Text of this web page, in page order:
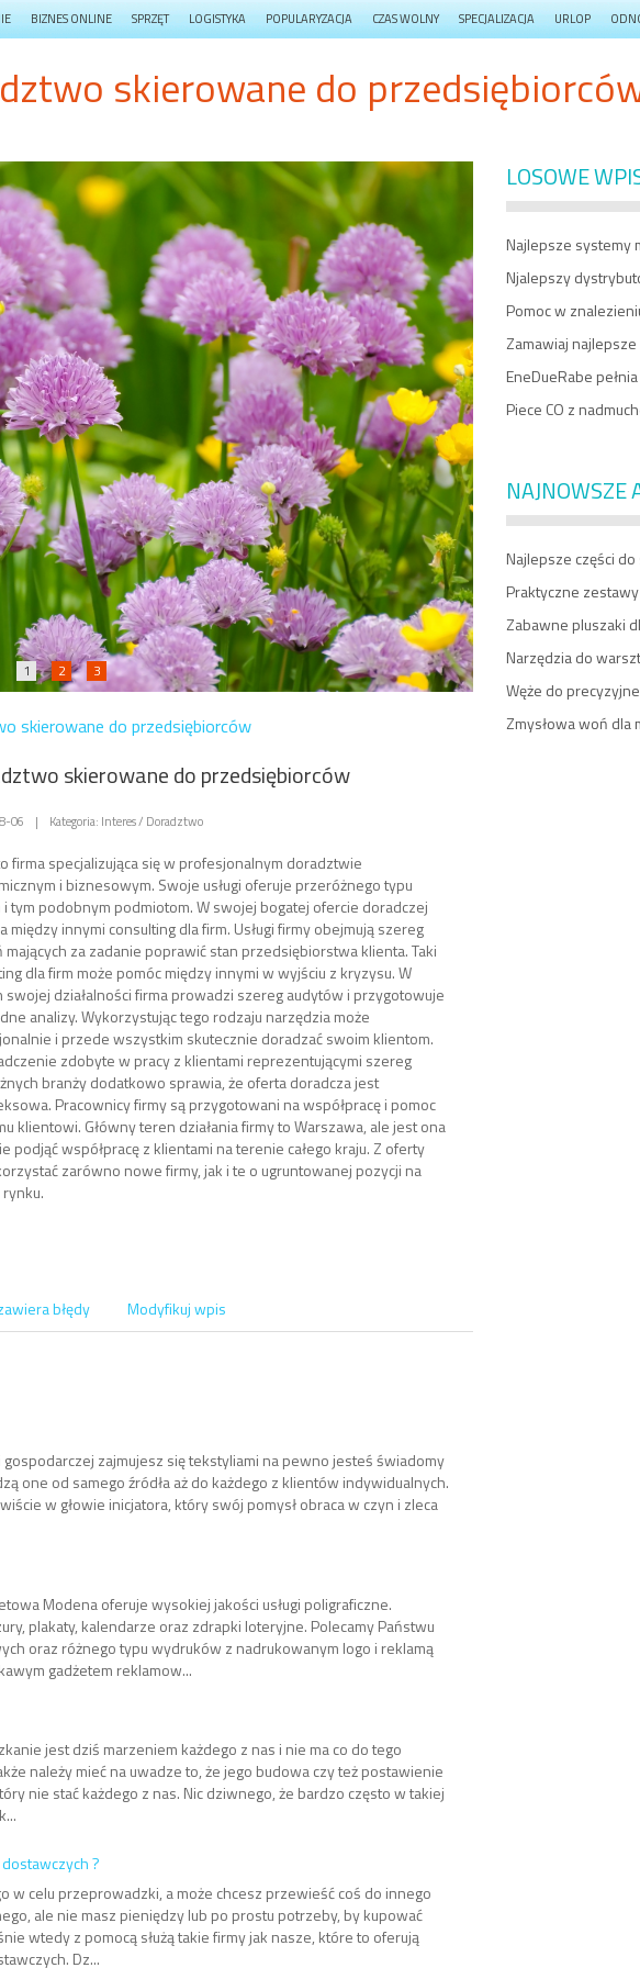
BIZNES ONLINE SPRZĘT LOGISTYKA POPULARYZACJA CZAS WOLNY SPECJALIZACJA URLOP
skierowane do
1 2 3
skierowane do przedsiębiorców
skierowane do przedsiębiorców
06 | Kategoria: Interes / Doradztwo
firma specjalizująca się w profesjonalnym doradztwie
i biznesowym. Swoje usługi oferuje przeróżnego typu
i tym podobnym podmiotom. W swojej bogatej ofercie doradczej
między innymi consulting dla firm. Usługi firmy obejmują szereg
mających za zadanie poprawić stan przedsiębiorstwa klienta. Taki
dla firm może pomóc między innymi w wyjściu z kryzysu. W
swojej działalności firma prowadzi szereg audytów i przygotowuje
analizy. Wykorzystując tego rodzaju narzędzia może
i przede wszystkim skutecznie doradzać swoim klientom.
zdobyte w pracy z klientami reprezentującymi szereg
branży dodatkowo sprawia, że oferta doradcza jest
Pracownicy firmy są przygotowani na współpracę i pomoc
klientowi. Główny teren działania firmy to Warszawa, ale jest ona
podjąć współpracę z klientami na terenie całego kraju. Z oferty
zarówno nowe firmy, jak i te o ugruntowanej pozycji na
błędy Modyfikuj wpis
gospodarczej zajmujesz się tekstyliami na pewno jesteś świadomy
one od samego źródła aż do każdego z klientów indywidualnych.
w głowie inicjatora, który swój pomysł obraca w czyn i zleca
Modena oferuje wysokiej jakości usługi poligraficzne.
plakaty, kalendarze oraz zdrapki loteryjne. Polecamy Państwu
oraz różnego typu wydruków z nadrukowanym logo i reklamą
gadżetem reklamow...
jest dziś marzeniem każdego z nas i nie ma co do tego
należy mieć na uwadze to, że jego budowa czy też postawienie
nie stać każdego z nas. Nic dziwnego, że bardzo często w takiej
?
w celu przeprowadzki, a może chcesz przewieść coś do innego
ale nie masz pieniędzy lub po prostu potrzeby, by kupować
wtedy z pomocą służą takie firmy jak nasze, które to oferują
Dz...
LOSOWE
Najlepsze systemy
Njalepszy
Pomoc w
Zamawiaj
EneDueRabe
Piece CO z
NAJNOWSZE
Najlepsze części
Praktyczne
Zabawne pluszaki
Narzędzia do
Węże do
Zmysłowa woń dla